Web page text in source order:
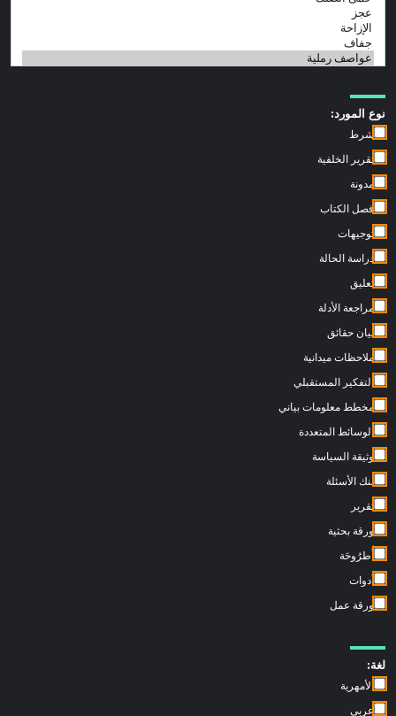
نوع المورد:
شرط
تقرير الخلفية
مدونة
فصل الكتاب
توجيهات
دراسة الحالة
تعليق
مراجعة الأدلة
بيان حقائق
ملاحظات ميدانية
التفكير المستقبلي
مخطط معلومات بياني
الوسائط المتعددة
وثيقة السياسة
بنك الأسئلة
تقرير
ورقة بحثية
أُطرُوحَة
أدوات
ورقة عمل
لغة:
الأمهرية
عربي